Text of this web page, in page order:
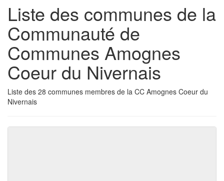
Liste des communes de la
Communauté de
Communes Amognes
Coeur du Nivernais
Liste des 28 communes membres de la CC Amognes Coeur du
Nivernais